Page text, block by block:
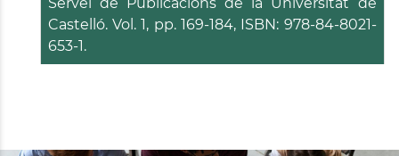
Castelló. Vol. 1, pp. 169-184, ISBN: 978-84-8021-
653-1.